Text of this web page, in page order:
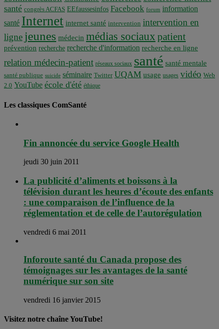
santé congrès ACFAS EEfaussesinfos Facebook forum information
santé Internet internet santé intervention intervention en
ligne jeunes médecin médias sociaux patient
prévention recherche recherche d'information recherche en ligne
relation médecin-patient réseaux sociaux santé santé mentale
santé publique suicide séminaire Twitter UQAM usage usages vidéo Web
2.0 YouTube école d'été éthique
Les classiques ComSanté
Fin annoncée du service Google Health
jeudi 30 juin 2011
La publicité d’aliments et boissons à la
télévision durant les heures d’écoute des enfants
: une comparaison de l’influence de la
réglementation et de celle de l’autorégulation
vendredi 6 mai 2011
Inforoute santé du Canada propose des
témoignages sur les avantages de la santé
numérique sur son site
vendredi 16 janvier 2015
Visitez notre chaîne YouTube!